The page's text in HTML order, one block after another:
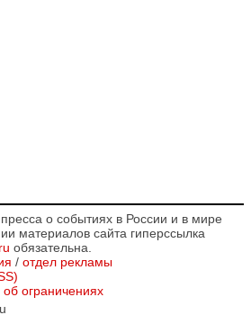
о событиях в России и в мире
материалов сайта гиперссылка
обязательна.
/ отдел рекламы
ограничениях